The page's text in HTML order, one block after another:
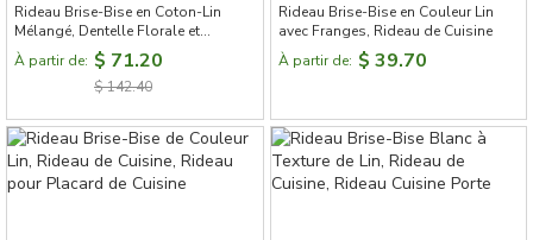
Rideau Brise-Bise en Coton-Lin
Mélangé, Dentelle Florale et
Nœuds, Style Campagne Chic
À partir de: $ 71.20
$ 142.40
Rideau Brise-Bise en Couleur Lin
avec Franges, Rideau de Cuisine
À partir de: $ 39.70